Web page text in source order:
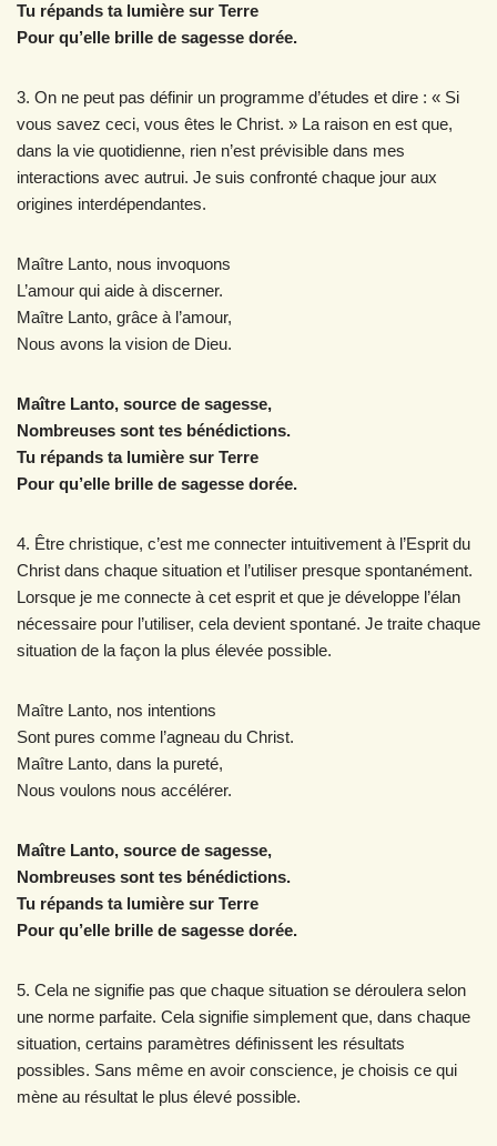
Tu répands ta lumière sur Terre
Pour qu’elle brille de sagesse dorée.
3. On ne peut pas définir un programme d’études et dire : « Si
vous savez ceci, vous êtes le Christ. » La raison en est que,
dans la vie quotidienne, rien n’est prévisible dans mes
interactions avec autrui. Je suis confronté chaque jour aux
origines interdépendantes.
Maître Lanto, nous invoquons
L’amour qui aide à discerner.
Maître Lanto, grâce à l’amour,
Nous avons la vision de Dieu.
Maître Lanto, source de sagesse,
Nombreuses sont tes bénédictions.
Tu répands ta lumière sur Terre
Pour qu’elle brille de sagesse dorée.
4. Être christique, c’est me connecter intuitivement à l’Esprit du
Christ dans chaque situation et l’utiliser presque spontanément.
Lorsque je me connecte à cet esprit et que je développe l’élan
nécessaire pour l’utiliser, cela devient spontané. Je traite chaque
situation de la façon la plus élevée possible.
Maître Lanto, nos intentions
Sont pures comme l’agneau du Christ.
Maître Lanto, dans la pureté,
Nous voulons nous accélérer.
Maître Lanto, source de sagesse,
Nombreuses sont tes bénédictions.
Tu répands ta lumière sur Terre
Pour qu’elle brille de sagesse dorée.
5. Cela ne signifie pas que chaque situation se déroulera selon
une norme parfaite. Cela signifie simplement que, dans chaque
situation, certains paramètres définissent les résultats
possibles. Sans même en avoir conscience, je choisis ce qui
mène au résultat le plus élevé possible.